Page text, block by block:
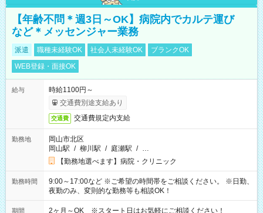
【年齢不問＊週3日～OK】病院内でカルテ運び
など＊メッセンジャー業務
派遣 職種未経験OK 社会人未経験OK
ブランクOK
WEB登録・面接OK
給与
時給1100円～
交通費別途支給あり
交通費 交通費規定内支給
勤務地
岡山市北区
岡山駅 / 柳川駅 / 庭瀬駅 / …
【勤務地選べます】病院・クリニック
勤務時間
9:00～17:00など ※ご希望の時間帯をご相談ください。 ※日勤、
夜勤のみ、変則的な勤務等も相談OK！
期間 2ヶ月～OK ※スタート日はお気軽にご相談ください！